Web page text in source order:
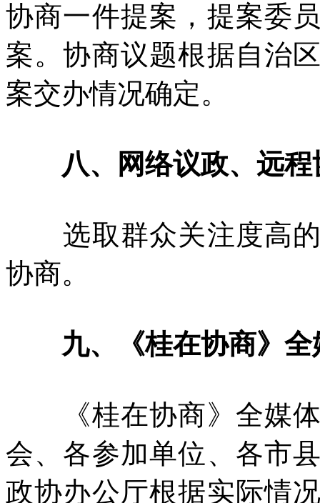
协商一件提案，提案委
案。协商议题根据自治
案交办情况确定。
八、网络议政、远程
选取群众关注度高的
协商。
九、《桂在协商》全
《桂在协商》全媒体
会、各参加单位、各市
政协办公厅根据实际情